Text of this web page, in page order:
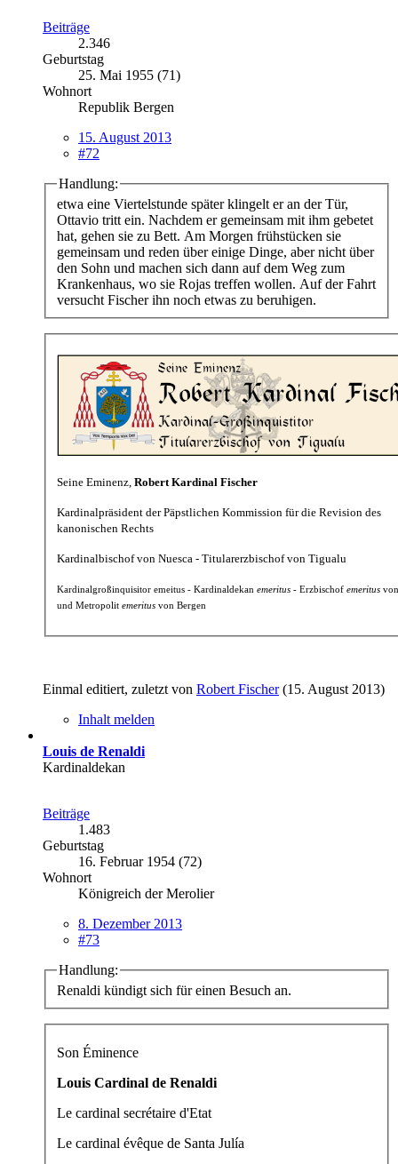
Beiträge
2.346
Geburtstag
25. Mai 1955 (71)
Wohnort
Republik Bergen
15. August 2013
#72
Handlung:
etwa eine Viertelstunde später klingelt er an der Tür,
Ottavio tritt ein. Nachdem er gemeinsam mit ihm gebetet
hat, gehen sie zu Bett. Am Morgen frühstücken sie
gemeinsam und reden über einige Dinge, aber nicht über
den Sohn und machen sich dann auf dem Weg zum
Krankenhaus, wo sie Rojas treffen wollen. Auf der Fahrt
versucht Fischer ihn noch etwas zu beruhigen.
Seine Eminenz, Robert Kardinal Fischer
Kardinalpräsident der Päpstlichen Kommission für die Revision des
kanonischen Rechts
Kardinalbischof von Nuesca - Titularerzbischof von Tigualu
Kardinalgroßinquisitor emeitus - Kardinaldekan emeritus - Erzbischof emeritus
und Metropolit emeritus von Bergen
Einmal editiert, zuletzt von Robert Fischer(15. August 2013)
Inhalt melden
Louis de Renaldi
Kardinaldekan
Beiträge
1.483
Geburtstag
16. Februar 1954 (72)
Wohnort
Königreich der Merolier
8. Dezember 2013
#73
Handlung:
Renaldi kündigt sich für einen Besuch an.
Son Éminence
Louis Cardinal de Renaldi
Le cardinal secrétaire d'Etat
Le cardinal évêque de Santa Julía